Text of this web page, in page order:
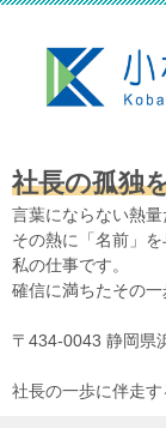
社長の孤独
言葉にならない熱量
その熱に「名前」
私の仕事です。
確信に満ちたその一
〒434-0043 静岡県
社長の一歩に伴走す